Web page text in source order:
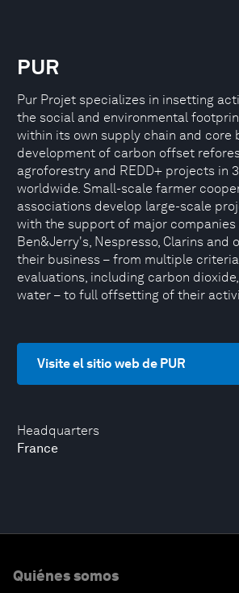
Headquarters
France
PUR
Pur Projet specializes in insetting
the social and environmental
within its own supply chain and core
development of carbon offset
agroforestry and REDD+ projects in
worldwide. Small-scale farmer
associations develop large-scale
with the support of major companies
Ben&Jerry's, Nespresso, Clarins and
their business – from multiple
evaluations, including carbon
water – to full offsetting of their
Visite el sitio web de PUR
Quiénes somos